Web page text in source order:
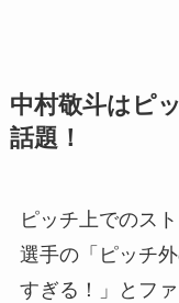
中村敬斗はピ
話題！
ピッチ上でのス
選手の「ピッチ
すぎる！」とフ